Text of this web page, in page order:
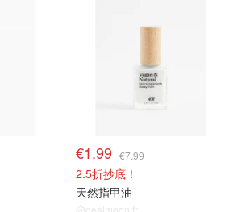
€1.99 €7.99
2.5折抄底！
天然指甲油
@dealmoon.fr